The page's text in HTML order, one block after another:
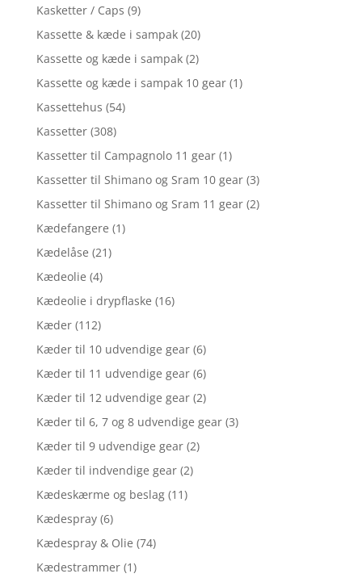
Kasketter / Caps (9)
Kassette & kæde i sampak (20)
Kassette og kæde i sampak (2)
Kassette og kæde i sampak 10 gear (1)
Kassettehus (54)
Kassetter (308)
Kassetter til Campagnolo 11 gear (1)
Kassetter til Shimano og Sram 10 gear (3)
Kassetter til Shimano og Sram 11 gear (2)
Kædefangere (1)
Kædelåse (21)
Kædeolie (4)
Kædeolie i drypflaske (16)
Kæder (112)
Kæder til 10 udvendige gear (6)
Kæder til 11 udvendige gear (6)
Kæder til 12 udvendige gear (2)
Kæder til 6, 7 og 8 udvendige gear (3)
Kæder til 9 udvendige gear (2)
Kæder til indvendige gear (2)
Kædeskærme og beslag (11)
Kædespray (6)
Kædespray & Olie (74)
Kædestrammer (1)